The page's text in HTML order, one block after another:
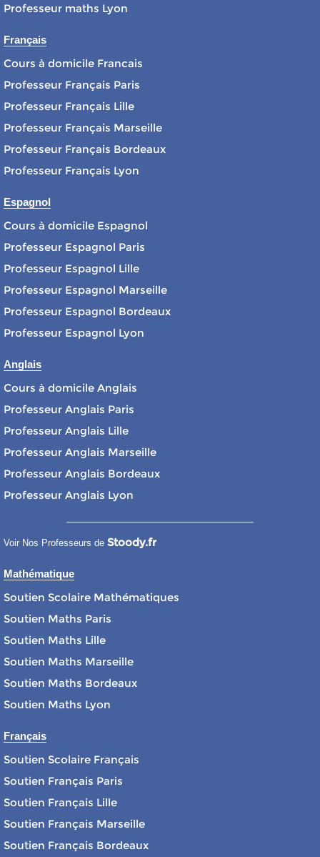
Professeur maths Lyon
Français
Cours à domicile Francais
Professeur Français Paris
Professeur Français Lille
Professeur Français Marseille
Professeur Français Bordeaux
Professeur Français Lyon
Espagnol
Cours à domicile Espagnol
Professeur Espagnol Paris
Professeur Espagnol Lille
Professeur Espagnol Marseille
Professeur Espagnol Bordeaux
Professeur Espagnol Lyon
Anglais
Cours à domicile Anglais
Professeur Anglais Paris
Professeur Anglais Lille
Professeur Anglais Marseille
Professeur Anglais Bordeaux
Professeur Anglais Lyon
Voir Nos Professeurs de Stoody.fr
Mathématique
Soutien Scolaire Mathématiques
Soutien Maths Paris
Soutien Maths Lille
Soutien Maths Marseille
Soutien Maths Bordeaux
Soutien Maths Lyon
Français
Soutien Scolaire Français
Soutien Français Paris
Soutien Français Lille
Soutien Français Marseille
Soutien Français Bordeaux